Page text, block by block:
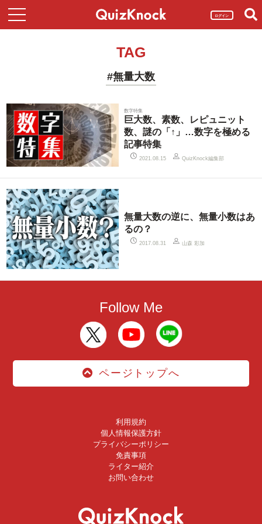
ログイン
TAG
#無量大数
数字特集
巨大数、素数、レピュニット
数、謎の「↑」…数字を極める
記事特集
2021.08.15 QuizKnock編集部
無量大数の逆に、無量小数はあ
るの？
2017.08.31 山森 彩加
Follow Me
ページトップへ
利用規約
個人情報保護方針
プライバシーポリシー
免責事項
ライター紹介
お問い合わせ